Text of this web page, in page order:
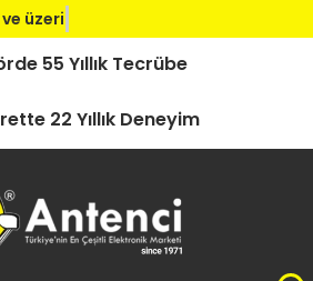
üzeri k
55 Yıllık Tecrübe
22 Yıllık Deneyim